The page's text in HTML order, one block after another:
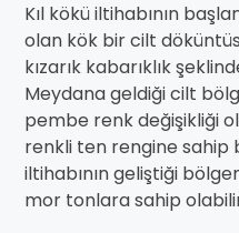
Kıl kökü iltihabının
olan kök bir cilt
kızarık kabarıklık
Meydana geldiği cilt
pembe renk değişikliği
renkli ten rengine sahip
iltihabının geliştiği
mor tonlara sahip